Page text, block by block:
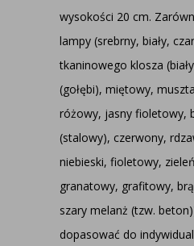
wysokości 20 cm.
lampy (srebrny, biały,
tkaninowego klosza
(gołębi), miętowy,
różowy, jasny fioletowy,
(stalowy), czerwony,
niebieski, fioletowy,
granatowy, grafitowy,
szary melanż (tzw.
dopasować do